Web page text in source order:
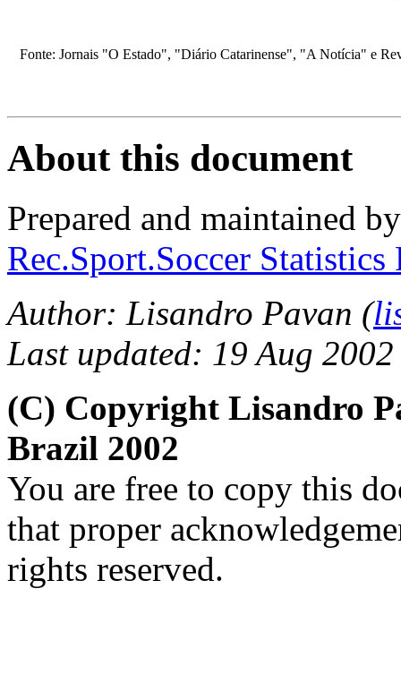
Fonte: Jornais "O Estado", "Diário Catarinense", "A Notícia" e
About this document
Prepared and maintained
Rec.Sport.Soccer
Author: Lisandro Pavan (
Last updated: 19 Aug 2002
(C) Copyright Lisandro
Brazil 2002
You are free to copy this
that proper
rights reserved.